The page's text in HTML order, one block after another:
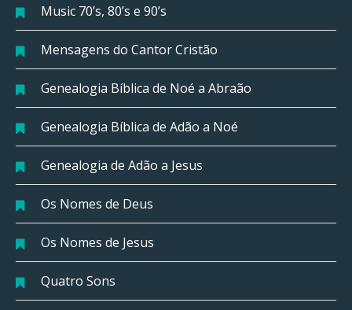
Music 70’s, 80’s e 90’s
Mensagens do Cantor Cristão
Genealogia Bíblica de Noé a Abraão
Genealogia Bíblica de Adão a Noé
Genealogia de Adão a Jesus
Os Nomes de Deus
Os Nomes de Jesus
Quatro Sons